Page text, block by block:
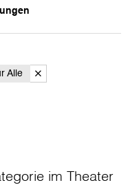
Alle
im Theater